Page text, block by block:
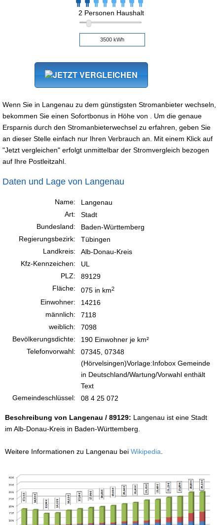
2 Personen Haushalt
Wenn Sie in Langenau zu dem günstigsten Stromanbieter wechseln,
bekommen Sie einen Sofortbonus in Höhe von . Um die genaue
Ersparnis durch den Stromanbieterwechsel zu erfahren, geben Sie
an dieser Stelle einfach nur Ihren Verbrauch an. Mit einem Klick auf
"Jetzt vergleichen" erfolgt unmittelbar der Stromvergleich bezogen
auf Ihre Postleitzahl.
Daten und Lage von Langenau
Name:
Langenau
Art:
Stadt
Bundesland:
Baden-Württemberg
Regierungsbezirk:
Tübingen
Landkreis:
Alb-Donau-Kreis
Kfz-Kennzeichen:
UL
PLZ:
89129
Fläche:
075 in km2
Einwohner:
14216
männlich:
7118
weiblich:
7098
Bevölkerungsdichte:
190 Einwohner je km²
Telefonvorwahl:
07345, 07348
(Hörvelsingen)Vorlage:Infobox Gemeinde
in Deutschland/Wartung/Vorwahl enthält
Text
Gemeindeschlüssel:
08 4 25 072
Beschreibung von Langenau / 89129: Langenau ist eine Stadt
im Alb-Donau-Kreis in Baden-Württemberg.
Weitere Informationen zu Langenau bei Wikipedia